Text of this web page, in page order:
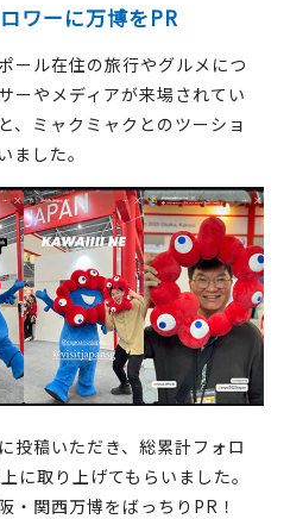
ワーに万博をPR
ール在住の旅行やグルメにつ
ーやメディアが来場されてい
、ミャクミャクとのツーショ
ました。
投稿いただき、総累計フォロ
に取り上げてもらいました。
・関西万博をばっちりPR！